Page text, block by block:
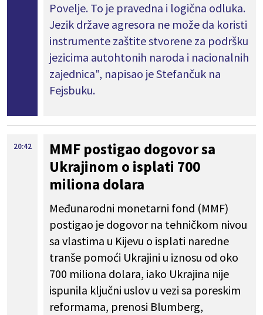
Povelje. To je pravedna i logična odluka.
Jezik države agresora ne može da koristi
instrumente zaštite stvorene za podršku
jezicima autohtonih naroda i nacionalnih
zajednica", napisao je Stefančuk na
Fejsbuku.
20:42
MMF postigao dogovor sa
Ukrajinom o isplati 700
miliona dolara
Međunarodni monetarni fond (MMF)
postigao je dogovor na tehničkom nivou
sa vlastima u Kijevu o isplati naredne
tranše pomoći Ukrajini u iznosu od oko
700 miliona dolara, iako Ukrajina nije
ispunila ključni uslov u vezi sa poreskim
reformama, prenosi Blumberg,